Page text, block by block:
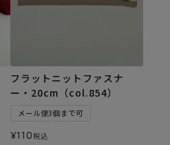
フラットニットファスナ
ー・20cm（col.854）
メール便3個まで可
¥110税込